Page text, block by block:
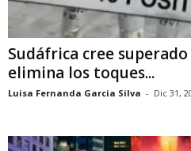
Sudáfrica cree
elimina los toques...
Luisa Fernanda Garcia Silva - Dic 31,